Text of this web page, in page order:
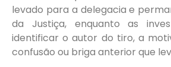
levado para a delegacia e
da Justiça, enquanto as
identificar o autor do tiro, a
confusão ou briga anterior que